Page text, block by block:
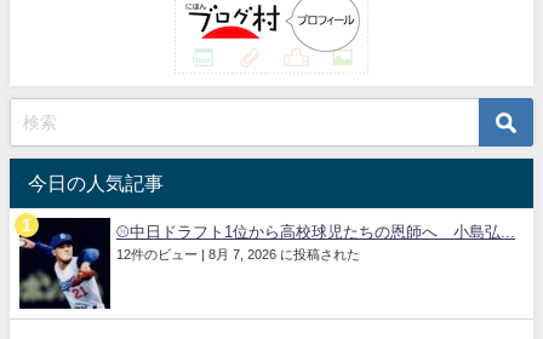
今日の人気記事
⚾中日ドラフト1位から高校球児たちの恩師へ 小島弘...
12件のビュー | 8月 7, 2026 に投稿された